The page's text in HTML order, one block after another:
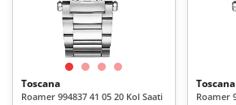
Toscana
Roamer 994837 41 05 20 Kol Saati
Toscana
Roamer